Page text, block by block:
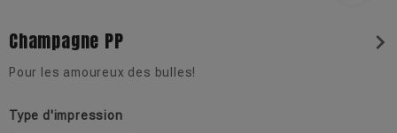
Champagne PP chevron_right
Pour les amoureux des bulles!
Type d'impression